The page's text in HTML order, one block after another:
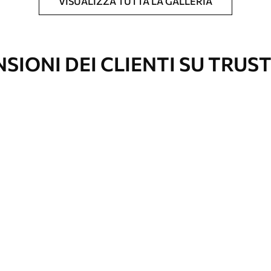
formato desiderato e tagliata in strisce
DEI CLIENTI SU